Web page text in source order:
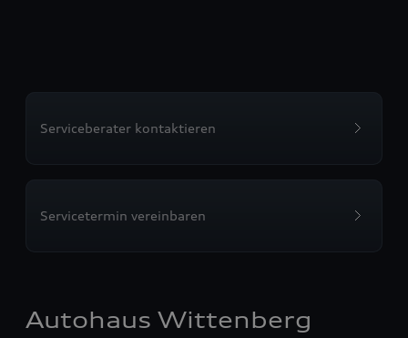
Serviceberater kontaktieren
Servicetermin vereinbaren
Autohaus Wittenberg